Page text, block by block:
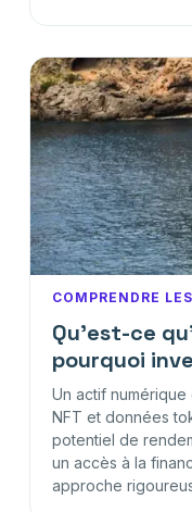
COMPRENDRE
Qu'est-ce
pourquoi
Un actif
NFT et données
potentiel de
un accès à la
approche